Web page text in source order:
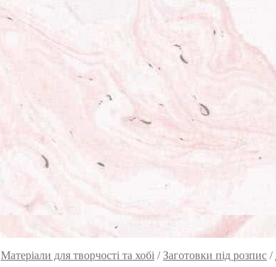
Матеріали для творчості та хобі /Заготовки під розпис /